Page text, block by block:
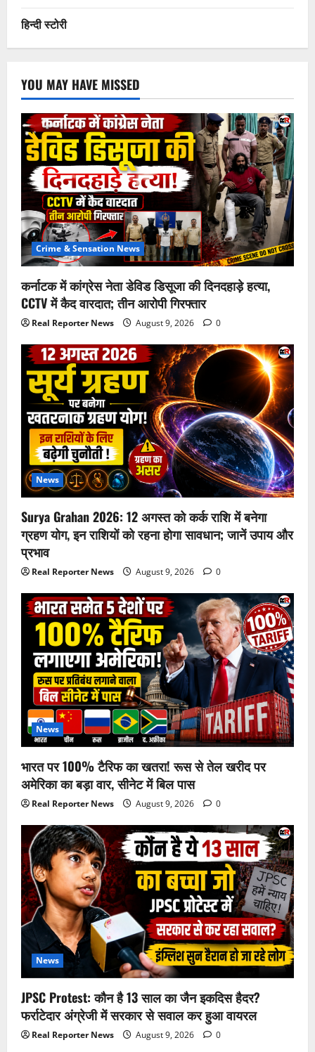
हिन्दी स्टोरी
YOU MAY HAVE MISSED
Crime & Sensation News
कर्नाटक में कांग्रेस नेता डेविड डिसूजा की दिनदहाड़े हत्या,
CCTV में कैद वारदात; तीन आरोपी गिरफ्तार
Real Reporter News August 9, 2026 0
News
Surya Grahan 2026: 12 अगस्त को कर्क राशि में बनेगा
ग्रहण योग, इन राशियों को रहना होगा सावधान; जानें उपाय और
प्रभाव
Real Reporter News August 9, 2026 0
News
भारत पर 100% टैरिफ का खतरा! रूस से तेल खरीद पर
अमेरिका का बड़ा वार, सीनेट में बिल पास
Real Reporter News August 9, 2026 0
News
JPSC Protest: कौन है 13 साल का जैन इकदिस हैदर?
फर्राटेदार अंग्रेजी में सरकार से सवाल कर हुआ वायरल
Real Reporter News August 9, 2026 0